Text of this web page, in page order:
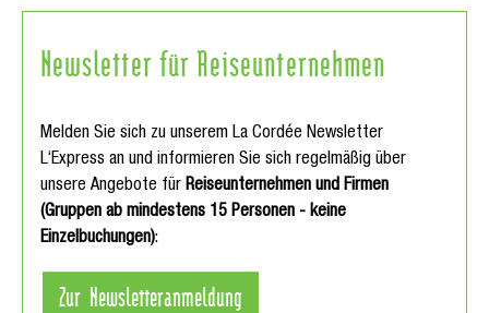
Newsletter für Reiseunternehmen
Melden Sie sich zu unserem La Cordée Newsletter
L‘Express an und informieren Sie sich regelmäßig über
unsere Angebote für Reiseunternehmen und Firmen
(Gruppen ab mindestens 15 Personen - keine
Einzelbuchungen):
Zur Newsletteranmeldung